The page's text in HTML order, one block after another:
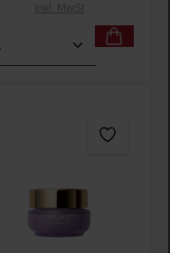
Wert ein
Inkl. MwSt
Anzahl: Gib